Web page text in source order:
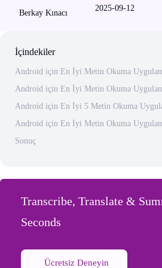
Berkay Kınacı
2025-09-12
İçindekiler
Android için En İyi Metin Okuma
Android için En İyi Metin Okuma
Android için En İyi 5 Metin Okuma
Android için En İyi Metin Okuma
Sonuç
Transcribe, Translate &
Seconds
Ücretsiz Deneyin